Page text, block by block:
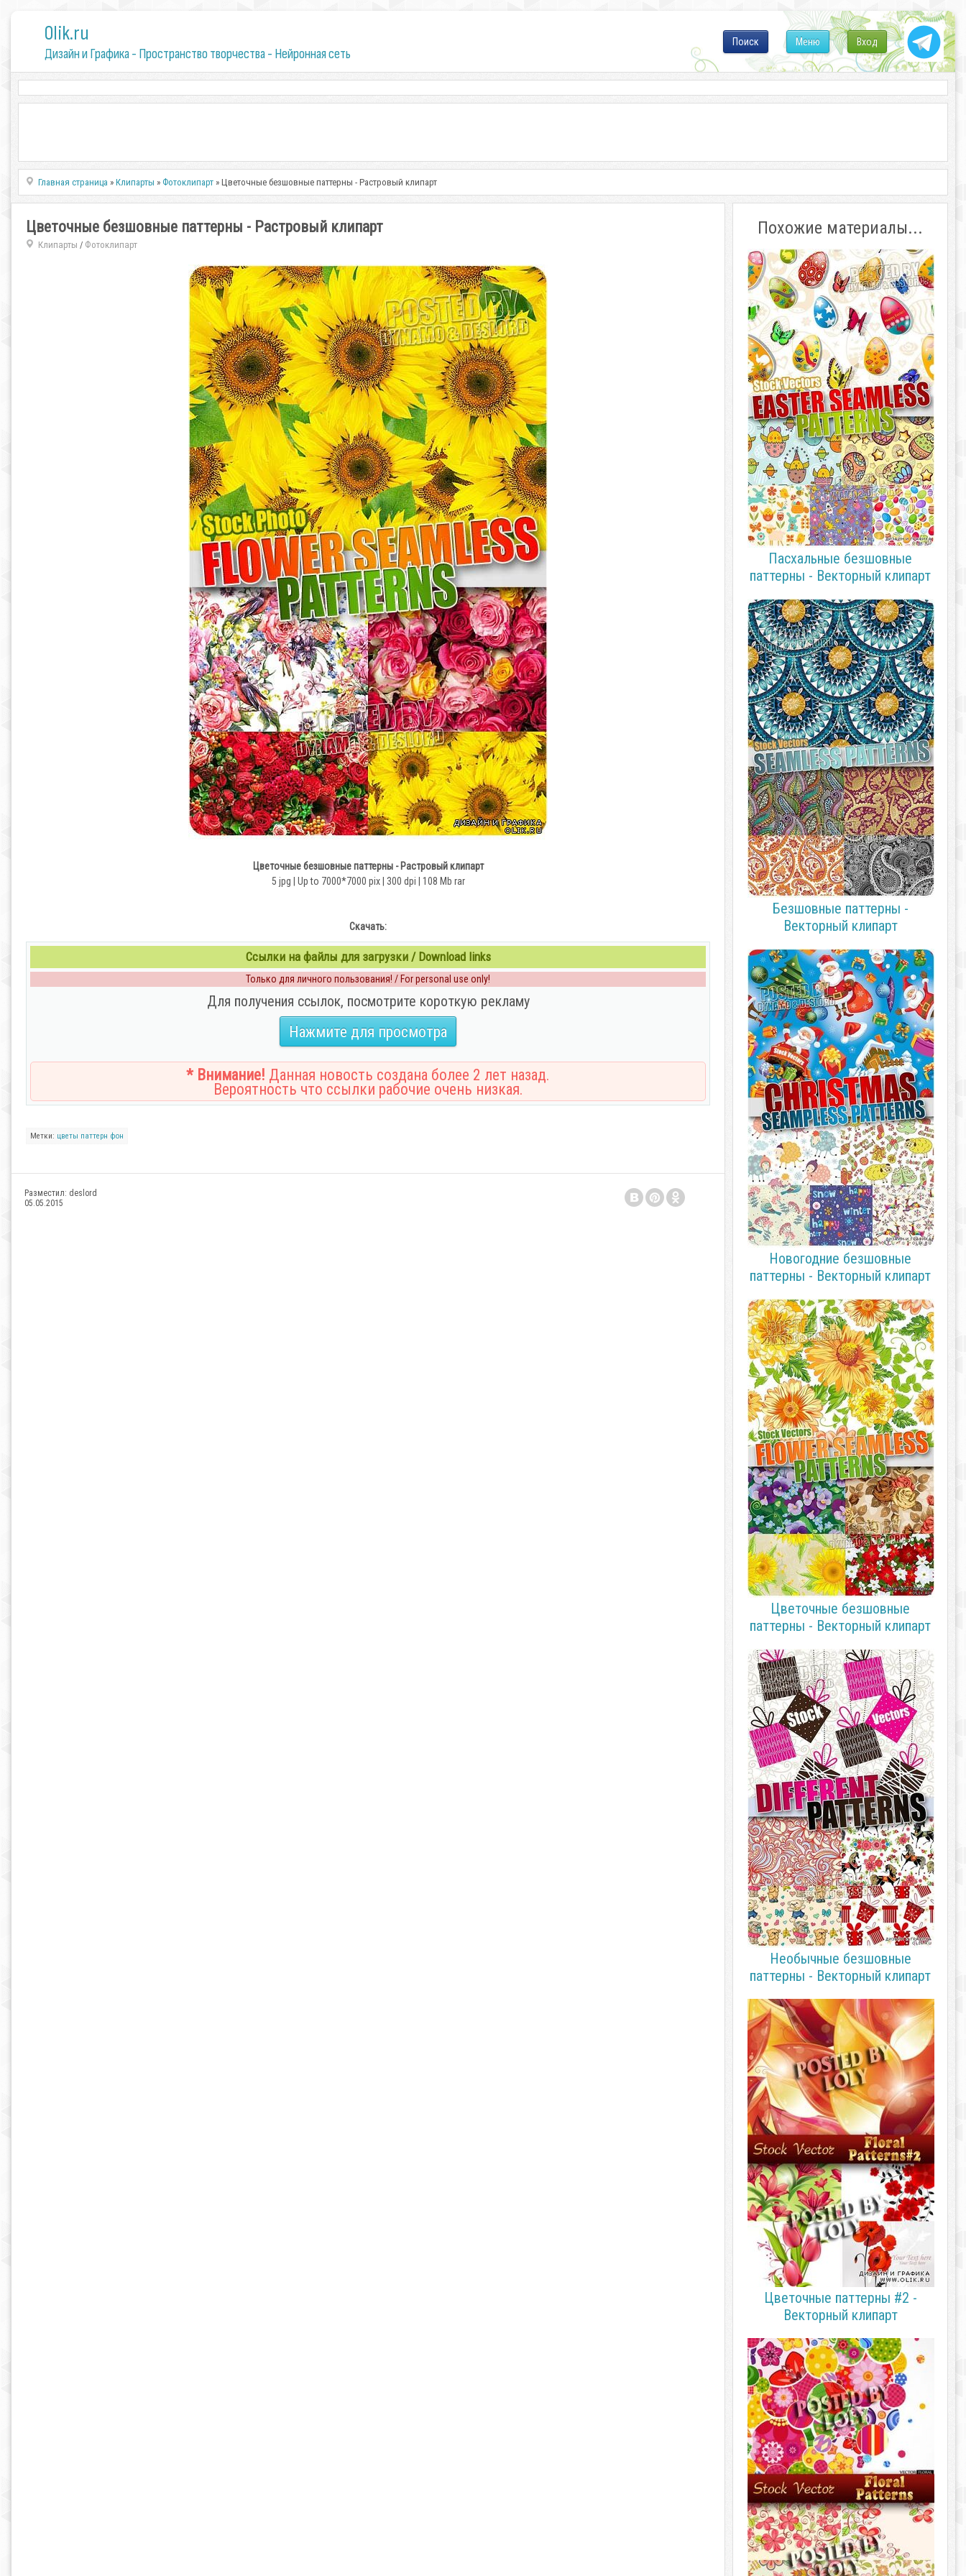
0lik.ru
Дизайн и Графика - Пространство творчества - Нейронная сеть
Вход
Меню
Поиск
Главная страница »Клипарты » Фотоклипарт » Цветочные безшовные паттерны - Растровый клипарт
Цветочные безшовные паттерны - Растровый клипарт
Клипарты / Фотоклипарт
Цветочные безшовные паттерны - Растровый клипарт
5 jpg | Up to 7000*7000 pix | 300 dpi | 108 Mb rar
Скачать:
Ссылки на файлы для загрузки / Download links
Только для личного пользования! / For personal use only!
Для получения ссылок, посмотрите короткую рекламу
Нажмите для просмотра
* Внимание! Данная новость создана более 2 лет назад.
Вероятность что ссылки рабочие очень низкая.
Метки: цветы паттерн фон
Разместил: deslord
05.05.2015
Похожие материалы...
Пасхальные безшовные
паттерны - Векторный клипарт
Безшовные паттерны -
Векторный клипарт
Новогодние безшовные
паттерны - Векторный клипарт
Цветочные безшовные
паттерны - Векторный клипарт
Необычные безшовные
паттерны - Векторный клипарт
Цветочные паттерны #2 -
Векторный клипарт